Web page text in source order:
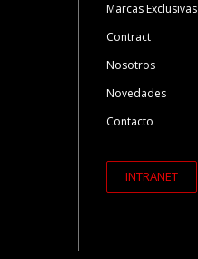
Marcas Exclusivas
Contract
Nosotros
Novedades
Contacto
INTRANET